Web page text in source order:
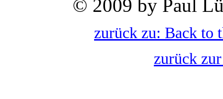
© 2009 by Paul
zurück zu: Back to
zurück